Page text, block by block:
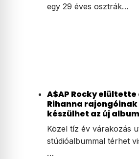
egy 29 éves osztrák…
A$AP Rocky
Rihanna
készülhet az új album
Közel tíz év várakozás
stúdióalbummal térhet
…